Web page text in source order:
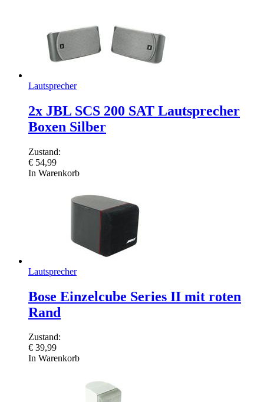
Lautsprecher
2x JBL SCS 200 SAT Lautsprecher
Boxen Silber
Zustand:
€ 54,99
In Warenkorb
Lautsprecher
Bose Einzelcube Series II mit roten
Rand
Zustand:
€ 39,99
In Warenkorb